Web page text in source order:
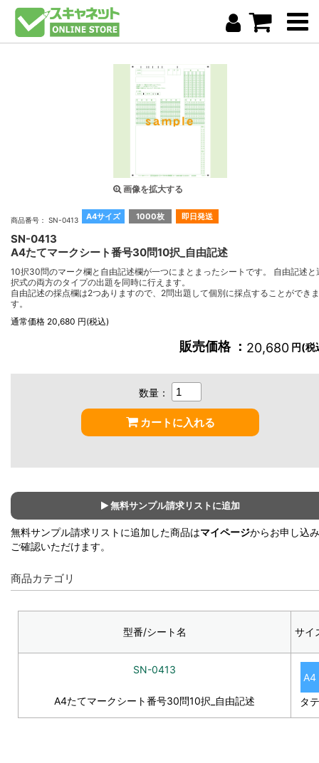
画像を拡大する
A4サイズ 1000枚 即日発送
商品番号： SN-0413
SN-0413
A4たてマークシート番号30問10択_自由記述
10択30問のマーク欄と自由記述欄が一つにまとまったシートです。 自由記述と
択式の両方のタイプの出題を同時に行えます。
自由記述の採点欄は2つありますので、2問出題して個別に採点することができま
す。
通常価格 20,680 円(税込)
販売価格 ： 20,680 円(税
数量：
カートに入れる
無料サンプル請求リストに追加
無料サンプル請求リストに追加した商品はマイページからお申し込
ご確認いただけます。
商品カテゴリ
型番/シート名 サイ
SN-0413
A4たてマークシート番号30問10択_自由記述
A4
タテ